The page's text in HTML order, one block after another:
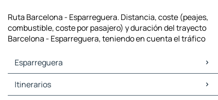
Ruta Barcelona - Esparreguera. Distancia, coste (peajes,
combustible, coste por pasajero) y duración del trayecto
Barcelona - Esparreguera, teniendo en cuenta el tráfico
Esparreguera
Esparreguera Mapas Planos
Esparreguera Trafico
Itinerarios